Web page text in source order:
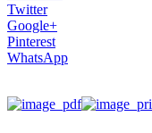
Twitter
Google+
Pinterest
WhatsApp